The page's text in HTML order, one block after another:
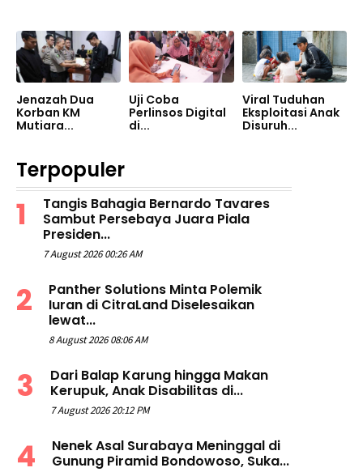
Jenazah Dua
Korban KM
Mutiara...
Uji Coba
Perlinsos Digital
di...
Viral Tuduhan
Eksploitasi Anak
Disuruh...
Terpopuler
Tangis Bahagia Bernardo Tavares
Sambut Persebaya Juara Piala
Presiden...
7 August 2026 00:26 AM
Panther Solutions Minta Polemik
Iuran di CitraLand Diselesaikan
lewat...
8 August 2026 08:06 AM
Dari Balap Karung hingga Makan
Kerupuk, Anak Disabilitas di...
7 August 2026 20:12 PM
Nenek Asal Surabaya Meninggal di
Gunung Piramid Bondowoso, Suka...